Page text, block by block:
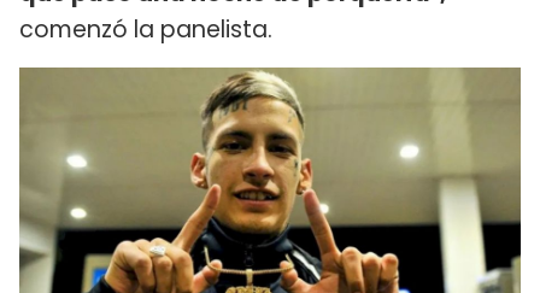
comenzó la panelista.